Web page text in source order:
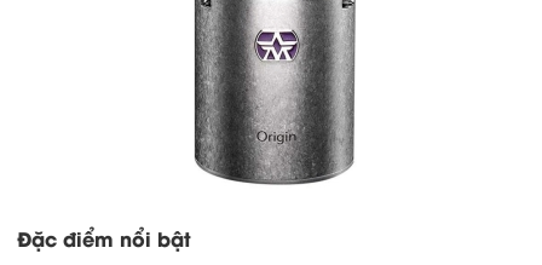
Đặc điểm nổi bật